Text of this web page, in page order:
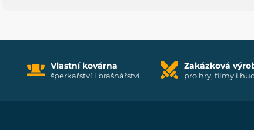
Vlastní kovárna
šperkařství i brašnářství
Zakázková
pro hry, filmy i